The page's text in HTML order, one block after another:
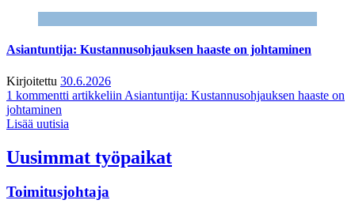
Asiantuntija: Kustannusohjauksen haaste on johtaminen
Kirjoitettu 30.6.2026
1 kommentti artikkeliin Asiantuntija: Kustannusohjauksen haaste on
johtaminen
Lisää uutisia
Uusimmat työpaikat
Toimitusjohtaja